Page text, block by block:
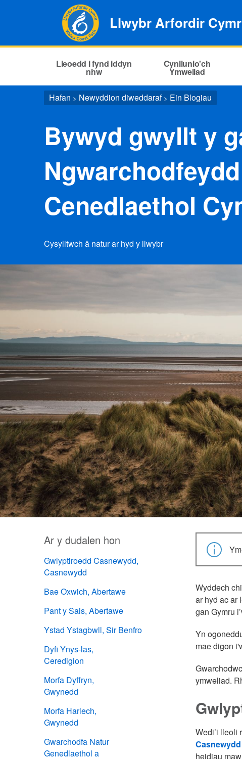
Llwybr Arfordir
Lleoedd i fynd iddyn
nhw
Cynllunio'ch
Ymweliad
Hafan > Newyddion diweddaraf > Ein Blogiau
Bywyd gwyllt y
Cenedlaethol
Cysylltwch â natur ar hyd y llwybr
Ar y dudalen hon
Gwlyptiroedd Casnewydd,
Casnewydd
Bae Oxwich, Abertawe
Pant y Sais, Abertawe
Ystad Ystagbwll, Sir Benfro
Dyfi Ynys-las,
Ceredigion
Morfa Dyffryn,
Gwynedd
Morfa Harlech,
Gwynedd
Gwarchodfa Natur
Genedlaethol a
Wyddech
ar hyd ac ar
gan Gymru
Yn
mae digon
ymweliad.
Wedi’i lleoli
Casnewydd
heidiau